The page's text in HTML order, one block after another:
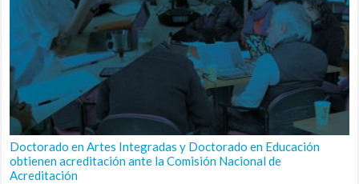
Doctorado en Artes Integradas y Doctorado en Educación
obtienen acreditación ante la Comisión Nacional de
Acreditación